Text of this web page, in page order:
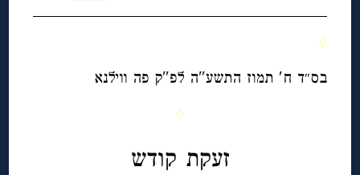
◊
בס″ד ח′ תמוז התשע″ה לפ″ק פה ווילנא
◊
זעקת קודש